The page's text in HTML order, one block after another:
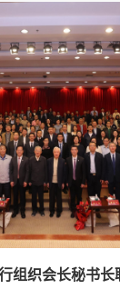
组织会长秘书长